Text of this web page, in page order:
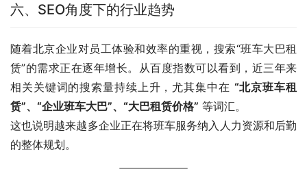
六、SEO角度下的行业趋势
随着北京企业对员工体验和效率的重视，搜索“班车大巴租
赁”的需求正在逐年增长。从百度指数可以看到，近三年来
相关关键词的搜索量持续上升，尤其集中在 “北京班车租
赁”、“企业班车大巴”、“大巴租赁价格” 等词汇。
这也说明越来越多企业正在将班车服务纳入人力资源和后勤
的整体规划。